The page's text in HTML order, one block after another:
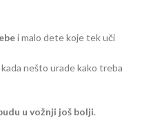
i malo dete koje tek uči
kada nešto urade kako treba
u vožnji još bolji.